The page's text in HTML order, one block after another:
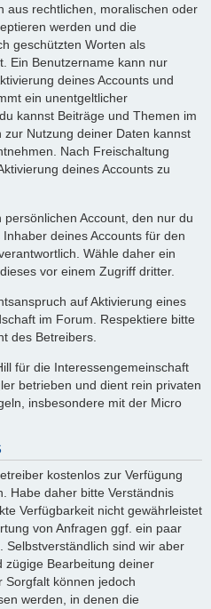
aus rechtlichen, moralischen oder
werden und die
geschützten Worten als
Ein Benutzername kann nur
deines Accounts und
ein unentgeltlicher
kannst Beiträge und Themen im
Nutzung deiner Daten kannst
Nach Freischaltung
deines Accounts zu
Account, den nur du
deines Accounts für den
Wähle daher ein
vor einem Zugriff dritter.
auf Aktivierung eines
im Forum. Respektiere bitte
des Betreibers.
für die Interessengemeinschaft
betrieben und dient rein privaten
insbesondere mit der Micro
kostenlos zur Verfügung
Habe daher bitte Verständnis
Verfügbarkeit nicht gewährleistet
von Anfragen ggf. ein paar
Selbstverständlich sind wir aber
zügige Bearbeitung deiner
Sorgfalt können jedoch
werden, in denen die